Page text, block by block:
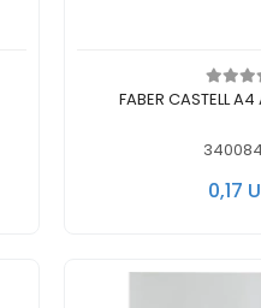
المخزن
FABER CASTELL
0,17